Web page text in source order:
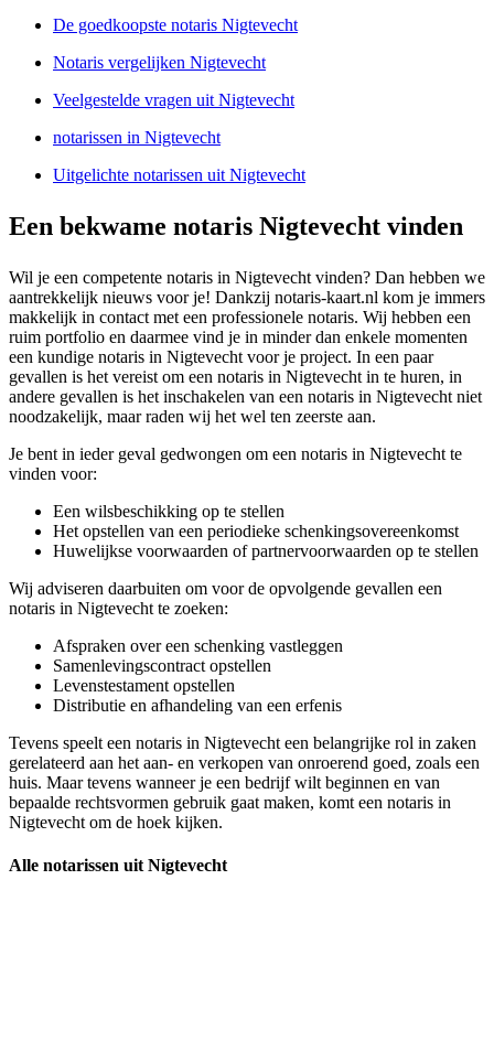
De goedkoopste notaris Nigtevecht
Notaris vergelijken Nigtevecht
Veelgestelde vragen uit Nigtevecht
notarissen in Nigtevecht
Uitgelichte notarissen uit Nigtevecht
Een bekwame notaris Nigtevecht vinden
Wil je een competente notaris in Nigtevecht vinden? Dan hebben we
aantrekkelijk nieuws voor je! Dankzij notaris-kaart.nl kom je immers
makkelijk in contact met een professionele notaris. Wij hebben een
ruim portfolio en daarmee vind je in minder dan enkele momenten
een kundige notaris in Nigtevecht voor je project. In een paar
gevallen is het vereist om een notaris in Nigtevecht in te huren, in
andere gevallen is het inschakelen van een notaris in Nigtevecht niet
noodzakelijk, maar raden wij het wel ten zeerste aan.
Je bent in ieder geval gedwongen om een notaris in Nigtevecht te
vinden voor:
Een wilsbeschikking op te stellen
Het opstellen van een periodieke schenkingsovereenkomst
Huwelijkse voorwaarden of partnervoorwaarden op te stellen
Wij adviseren daarbuiten om voor de opvolgende gevallen een
notaris in Nigtevecht te zoeken:
Afspraken over een schenking vastleggen
Samenlevingscontract opstellen
Levenstestament opstellen
Distributie en afhandeling van een erfenis
Tevens speelt een notaris in Nigtevecht een belangrijke rol in zaken
gerelateerd aan het aan- en verkopen van onroerend goed, zoals een
huis. Maar tevens wanneer je een bedrijf wilt beginnen en van
bepaalde rechtsvormen gebruik gaat maken, komt een notaris in
Nigtevecht om de hoek kijken.
Alle notarissen uit Nigtevecht